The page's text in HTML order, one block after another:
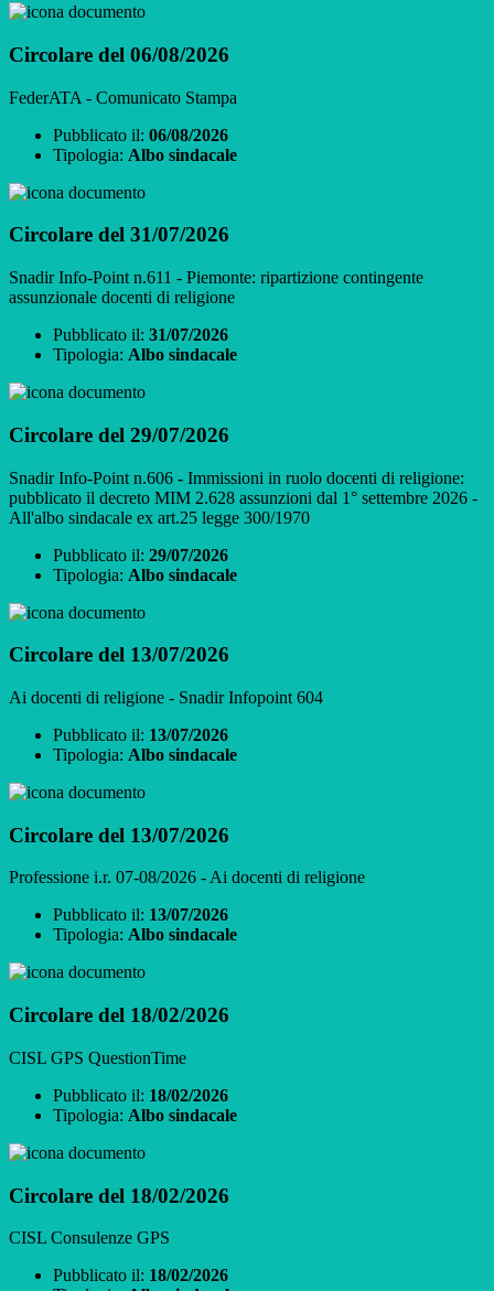
Circolare del 06/08/2026
FederATA - Comunicato Stampa
Pubblicato il: 06/08/2026
Tipologia: Albo sindacale
Circolare del 31/07/2026
Snadir Info-Point n.611 - Piemonte: ripartizione contingente
assunzionale docenti di religione
Pubblicato il: 31/07/2026
Tipologia: Albo sindacale
Circolare del 29/07/2026
Snadir Info-Point n.606 - Immissioni in ruolo docenti di religione:
pubblicato il decreto MIM 2.628 assunzioni dal 1° settembre 2026 -
All'albo sindacale ex art.25 legge 300/1970
Pubblicato il: 29/07/2026
Tipologia: Albo sindacale
Circolare del 13/07/2026
Ai docenti di religione - Snadir Infopoint 604
Pubblicato il: 13/07/2026
Tipologia: Albo sindacale
Circolare del 13/07/2026
Professione i.r. 07-08/2026 - Ai docenti di religione
Pubblicato il: 13/07/2026
Tipologia: Albo sindacale
Circolare del 18/02/2026
CISL GPS QuestionTime
Pubblicato il: 18/02/2026
Tipologia: Albo sindacale
Circolare del 18/02/2026
CISL Consulenze GPS
Pubblicato il: 18/02/2026